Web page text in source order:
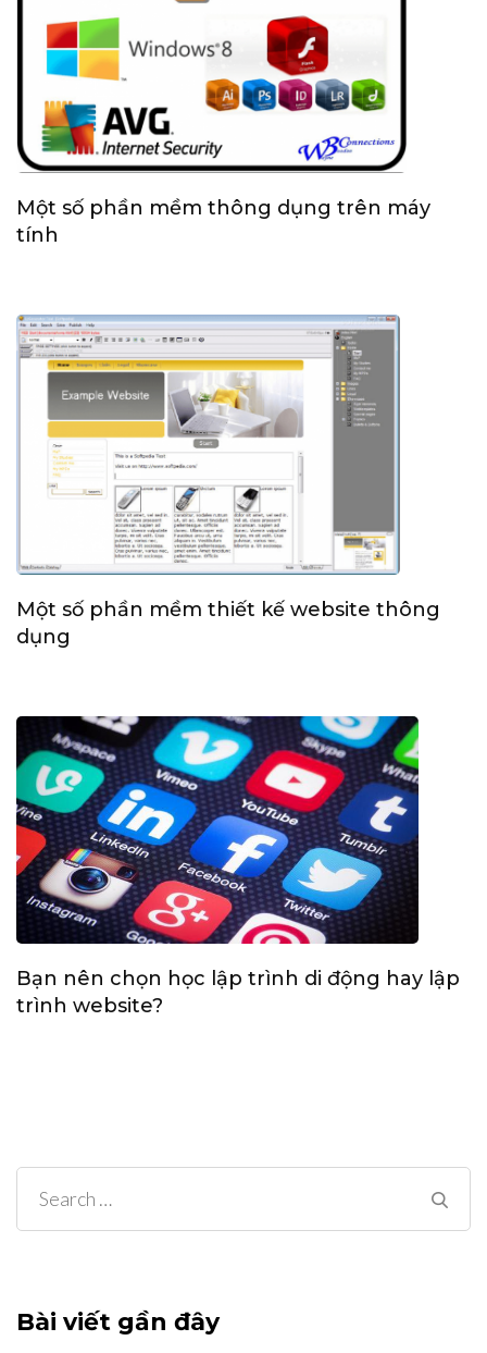
Một số phần mềm thông dụng trên máy
tính
Một số phần mềm thiết kế website thông
dụng
Bạn nên chọn học lập trình di động hay lập
trình website?
Search
for:
Bài viết gần đây